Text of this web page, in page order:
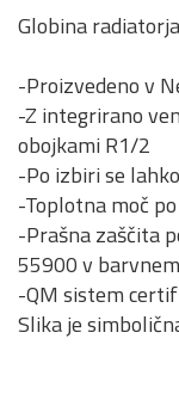
Globina
-Proizvedeno v
-Z integrirano
obojkami R1/2
-Po izbiri se
-Toplotna moč
-Prašna zaščita
55900 v
-QM sistem
Slika je